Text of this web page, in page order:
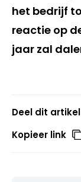
het bedrijf
reactie op
jaar zal
Deel dit artikel
Kopieer link